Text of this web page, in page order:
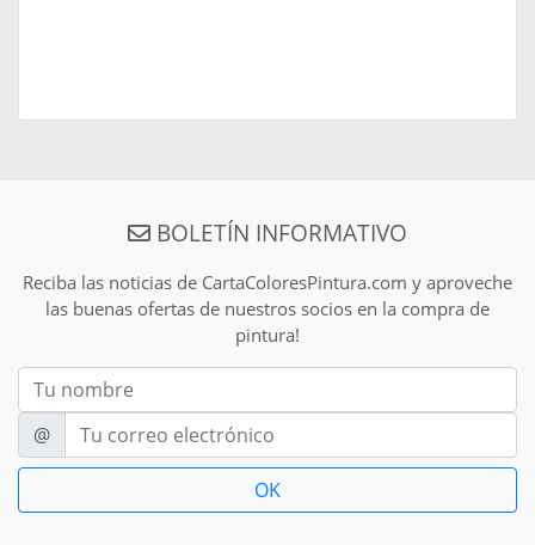
BOLETÍN INFORMATIVO
Reciba las noticias de CartaColoresPintura.com y aproveche
las buenas ofertas de nuestros socios en la compra de
pintura!
Nom
E-mail
@